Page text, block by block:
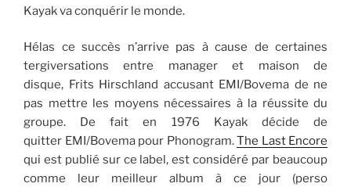
Kayak va conquérir le monde.
Hélas ce succès n’arrive pas à cause de certaines
tergiversations entre manager et maison de
disque, Frits Hirschland accusant EMI/Bovema de ne
pas mettre les moyens nécessaires à la réussite du
groupe. De fait en 1976 Kayak décide de
quitter EMI/Bovema pour Phonogram.The Last Encore
qui est publié sur ce label, est considéré par beaucoup
comme leur meilleur album à ce jour (perso